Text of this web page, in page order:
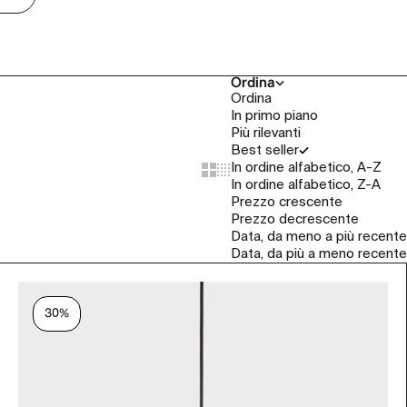
Show cards bigger
Show cards smaller
Ordina
Ordina
In primo piano
Più rilevanti
Best seller
In ordine alfabetico, A-Z
In ordine alfabetico, Z-A
Prezzo crescente
Prezzo decrescente
Data, da meno a più recente
Data, da più a meno recente
30%